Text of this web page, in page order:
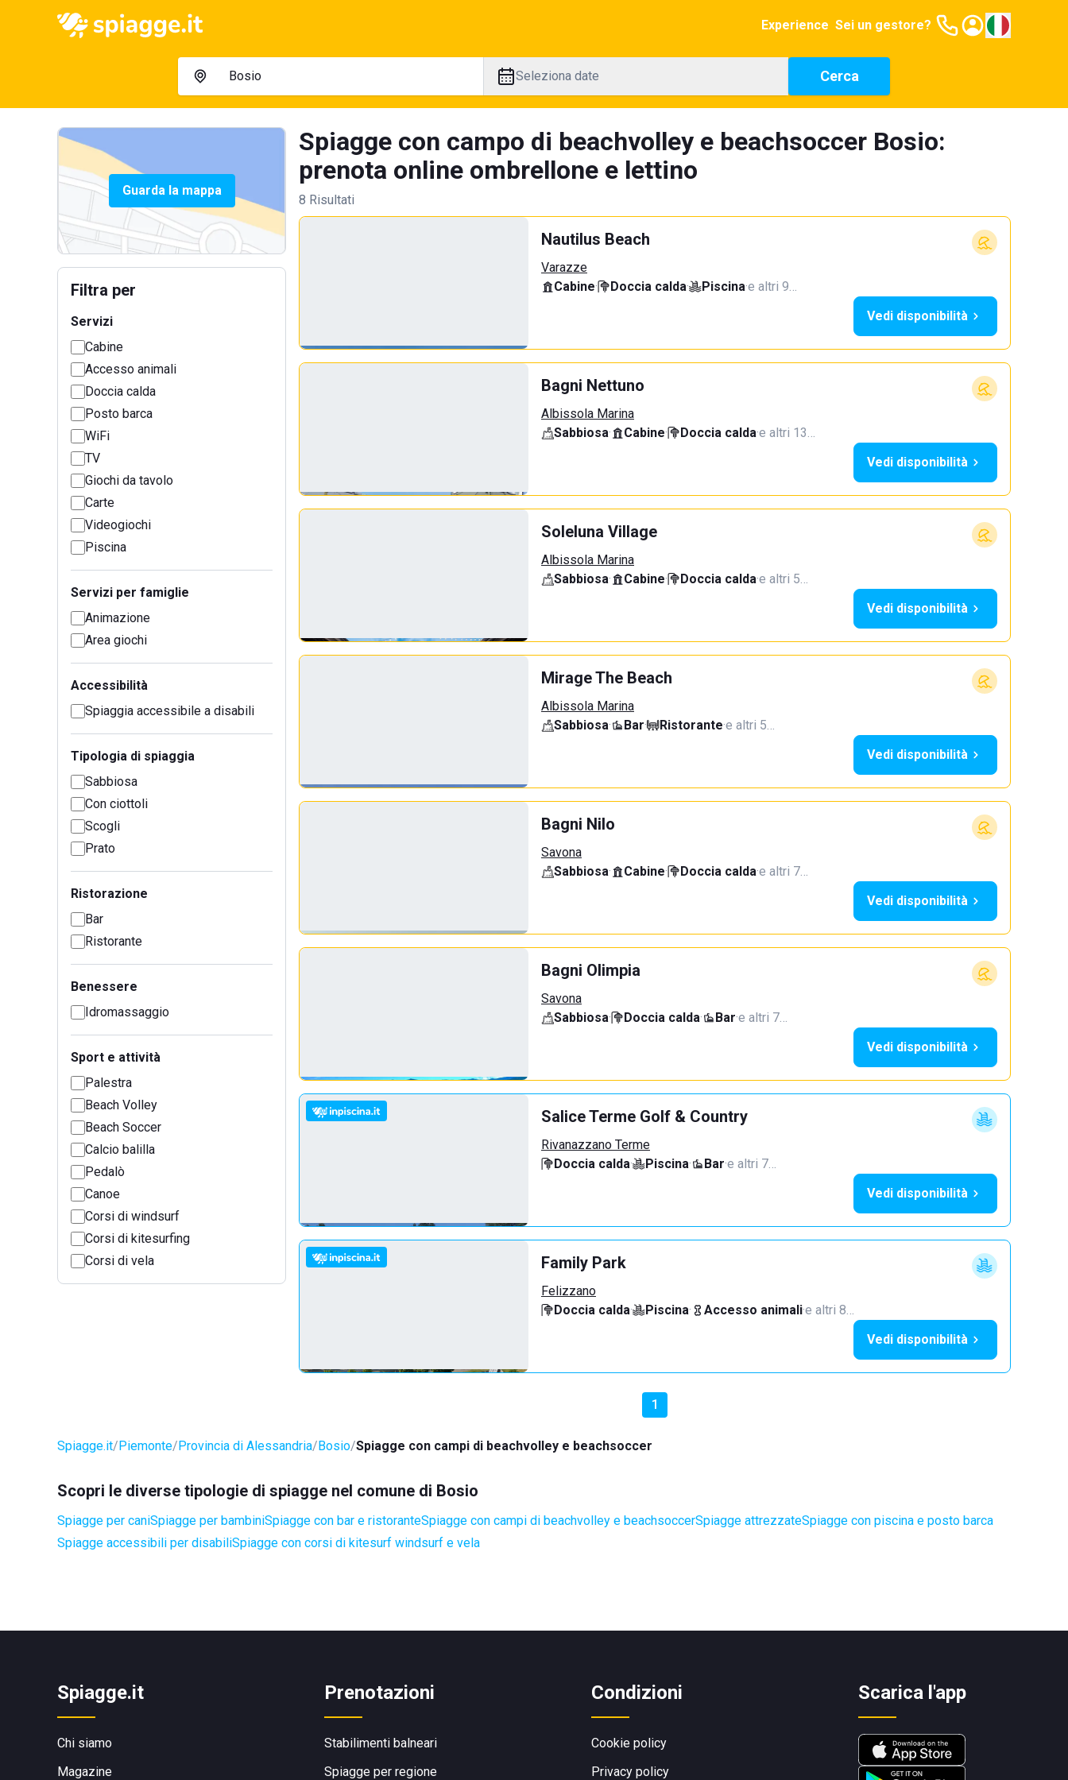
Experience Sei un gestore?
Seleziona date Cerca
Guarda la mappa
Filtra per
Servizi
Cabine
Accesso animali
Doccia calda
Posto barca
WiFi
TV
Giochi da tavolo
Carte
Videogiochi
Piscina
Servizi per famiglie
Animazione
Area giochi
Accessibilità
Spiaggia accessibile a disabili
Tipologia di spiaggia
Sabbiosa
Con ciottoli
Scogli
Prato
Ristorazione
Bar
Ristorante
Benessere
Idromassaggio
Sport e attività
Palestra
Beach Volley
Beach Soccer
Calcio balilla
Pedalò
Canoe
Corsi di windsurf
Corsi di kitesurfing
Corsi di vela
Spiagge con campo di beachvolley e beachsoccer Bosio:
prenota online ombrellone e lettino
8 Risultati
Nautilus Beach
Varazze
Cabine· Doccia calda· Piscina·e altri 9…
Vedi disponibilità
Bagni Nettuno
Albissola Marina
Sabbiosa· Cabine· Doccia calda·e altri 13…
Vedi disponibilità
Soleluna Village
Albissola Marina
Sabbiosa· Cabine· Doccia calda·e altri 5…
Vedi disponibilità
Mirage The Beach
Albissola Marina
Sabbiosa· Bar· Ristorante·e altri 5…
Vedi disponibilità
Bagni Nilo
Savona
Sabbiosa· Cabine· Doccia calda·e altri 7…
Vedi disponibilità
Bagni Olimpia
Savona
Sabbiosa· Doccia calda· Bar·e altri 7…
Vedi disponibilità
Salice Terme Golf & Country
Rivanazzano Terme
Doccia calda· Piscina· Bar·e altri 7…
Vedi disponibilità
Family Park
Felizzano
Doccia calda· Piscina· Accesso animali·e altri 8…
Vedi disponibilità
1
Spiagge.it Piemonte Provincia di Alessandria Bosio Spiagge con campi di beachvolley e beachsoccer
Scopri le diverse tipologie di spiagge nel comune di Bosio
Spiagge per caniSpiagge per bambiniSpiagge con bar e ristoranteSpiagge con campi di beachvolley e beachsoccerSpiagge attrezzateSpiagge con piscina e posto barca
Spiagge accessibili per disabiliSpiagge con corsi di kitesurf windsurf e vela
Spiagge.it
Chi siamo
Magazine
Prenotazioni
Stabilimenti balneari
Spiagge per regione
Condizioni
Cookie policy
Privacy policy
Scarica l'app